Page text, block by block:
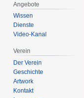
Angebote
Wissen
Dienste
Video-Kanal
Verein
Der Verein
Geschichte
Artwork
Kontakt